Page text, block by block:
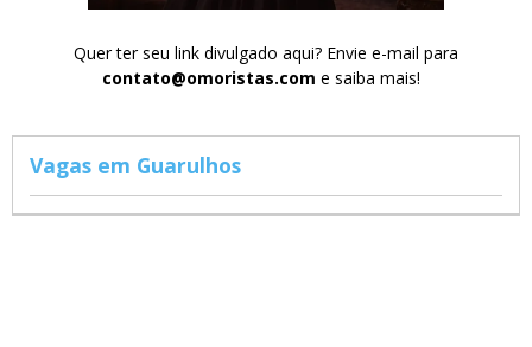
Quer ter seu link divulgado aqui? Envie e-mail para
contato@omoristas.com e saiba mais!
Vagas em Guarulhos